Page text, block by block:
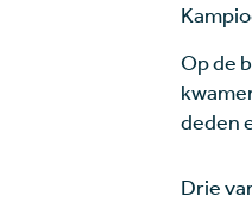
Op de
deden
Drie